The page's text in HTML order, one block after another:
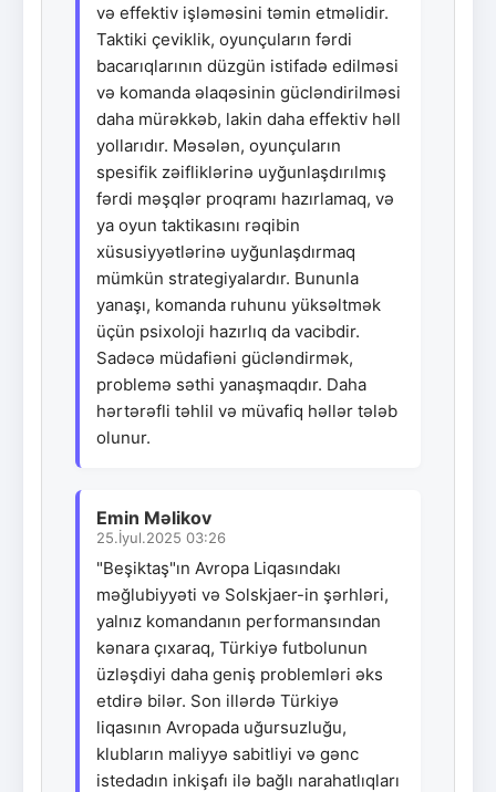
və effektiv işləməsini təmin etməlidir.
Taktiki çeviklik, oyunçuların fərdi
bacarıqlarının düzgün istifadə edilməsi
və komanda əlaqəsinin gücləndirilməsi
daha mürəkkəb, lakin daha effektiv həll
yollarıdır. Məsələn, oyunçuların
spesifik zəifliklərinə uyğunlaşdırılmış
fərdi məşqlər proqramı hazırlamaq, və
ya oyun taktikasını rəqibin
xüsusiyyətlərinə uyğunlaşdırmaq
mümkün strategiyalardır. Bununla
yanaşı, komanda ruhunu yüksəltmək
üçün psixoloji hazırlıq da vacibdir.
Sadəcə müdafiəni gücləndirmək,
problemə səthi yanaşmaqdır. Daha
hərtərəfli təhlil və müvafiq həllər tələb
olunur.
Emin Məlikov
25.İyul.2025 03:26
"Beşiktaş"ın Avropa Liqasındakı
məğlubiyyəti və Solskjaer-in şərhləri,
yalnız komandanın performansından
kənara çıxaraq, Türkiyə futbolunun
üzləşdiyi daha geniş problemləri əks
etdirə bilər. Son illərdə Türkiyə
liqasının Avropada uğursuzluğu,
klubların maliyyə sabitliyi və gənc
istedadın inkişafı ilə bağlı narahatlıqları